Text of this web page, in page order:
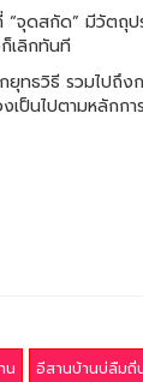
ดสกัด” มีวัตถุป
เลิกทันที
วิธี รวมไปถึงก
ไปตามหลักกา
น อีสานบ้านบ่ลืมถิ่